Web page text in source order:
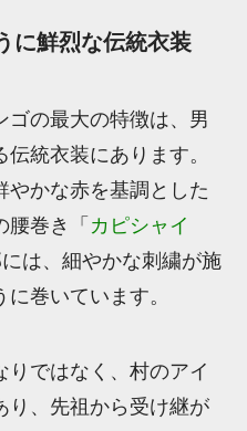
に鮮烈な伝統衣装
ゴの最大の特徴は、男
統衣装にあります。
やかな赤を基調とした
腰巻き「 カピシャイ
は、細やかな刺繍が施
巻いています。
りではなく、村のアイ
り、先祖から受け継が